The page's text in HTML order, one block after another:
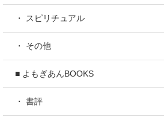
・ スピリチュアル
・ その他
■ よもぎあんBOOKS
・ 書評